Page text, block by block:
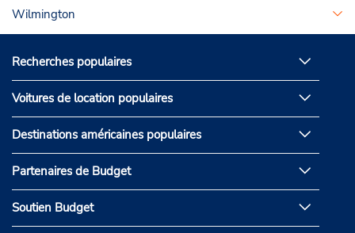
Wilmington
Recherches populaires
Voitures de location populaires
Destinations américaines populaires
Partenaires de Budget
Soutien Budget